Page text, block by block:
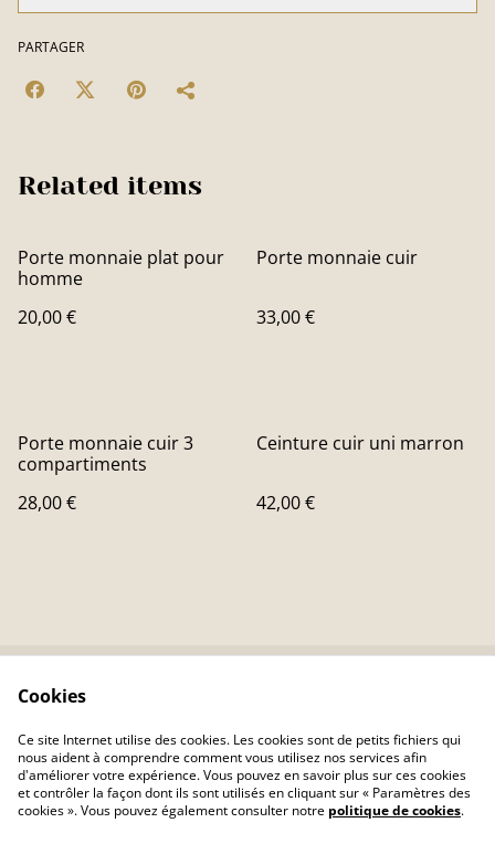
PARTAGER
Related items
Porte monnaie plat pour
homme
20,00 €
Porte monnaie cuir
33,00 €
Porte monnaie cuir 3
compartiments
28,00 €
Ceinture cuir uni marron
42,00 €
Politique de
confidentialité
Politique de cookies
Cookies
Ce site Internet utilise des cookies. Les cookies sont de petits fichiers qui
nous aident à comprendre comment vous utilisez nos services afin
d'améliorer votre expérience. Vous pouvez en savoir plus sur ces cookies
et contrôler la façon dont ils sont utilisés en cliquant sur « Paramètres des
cookies ». Vous pouvez également consulter notre politique de cookies.